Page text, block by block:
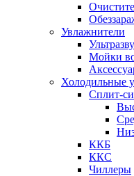
Увлажнители
Мойки
Холодильные
Сплит-
ККБ
ККС
Чиллеры